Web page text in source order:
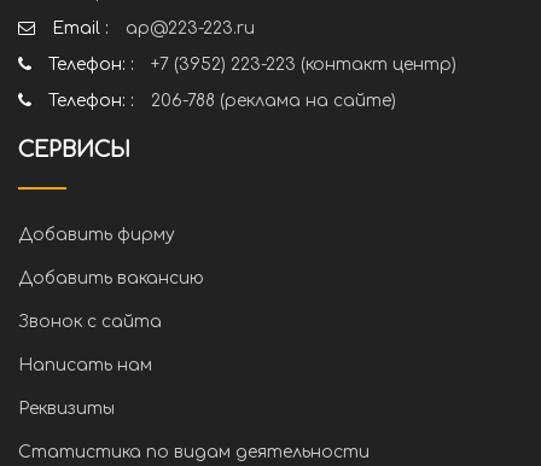
Email :
ap@223-223.ru
Телефон: :
+7 (3952) 223-223 (контакт центр)
Телефон: :
206-788 (реклама на сайте)
СЕРВИСЫ
Добавить фирму
Добавить вакансию
Звонок с сайта
Написать нам
Реквизиты
Статистика по видам деятельности